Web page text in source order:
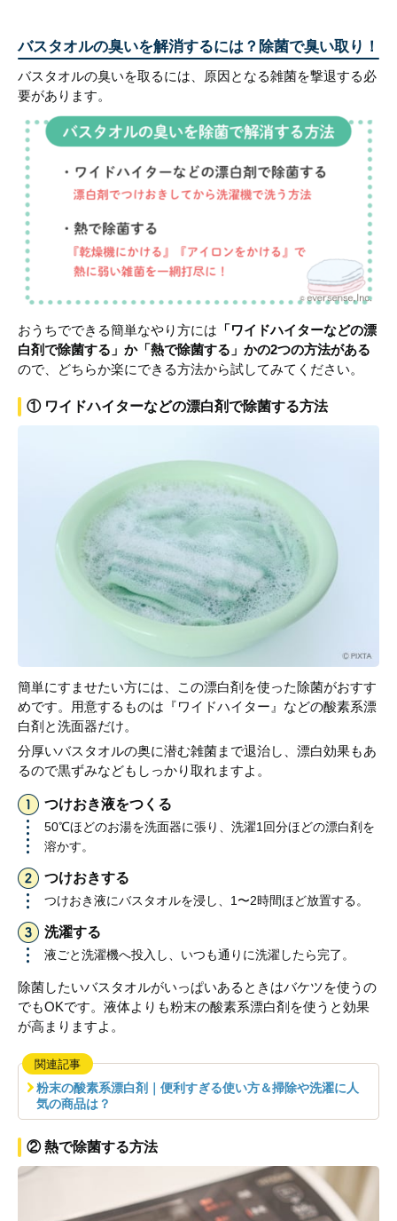
バスタオルの臭いを解消するには？除菌で臭い取り！
バスタオルの臭いを取るには、原因となる雑菌を撃退する必
要があります。
おうちでできる簡単なやり方には 「ワイドハイターなどの漂
白剤で除菌する」か「熱で除菌する」かの2つの方法がある
ので、どちらか楽にできる方法から試してみてください。
① ワイドハイターなどの漂白剤で除菌する方法
簡単にすませたい方には、この漂白剤を使った除菌がおすす
めです。用意するものは『ワイドハイター』などの酸素系漂
白剤と洗面器だけ。
分厚いバスタオルの奥に潜む雑菌まで退治し、漂白効果もあ
るので黒ずみなどもしっかり取れますよ。
つけおき液をつくる
50℃ほどのお湯を洗面器に張り、洗濯1回分ほどの漂白剤を
溶かす。
つけおきする
つけおき液にバスタオルを浸し、1〜2時間ほど放置する。
洗濯する
液ごと洗濯機へ投入し、いつも通りに洗濯したら完了。
除菌したいバスタオルがいっぱいあるときはバケツを使うの
でもOKです。液体よりも粉末の酸素系漂白剤を使うと効果
が高まりますよ。
関連記事
粉末の酸素系漂白剤｜便利すぎる使い方＆掃除や洗濯に人
気の商品は？
② 熱で除菌する方法